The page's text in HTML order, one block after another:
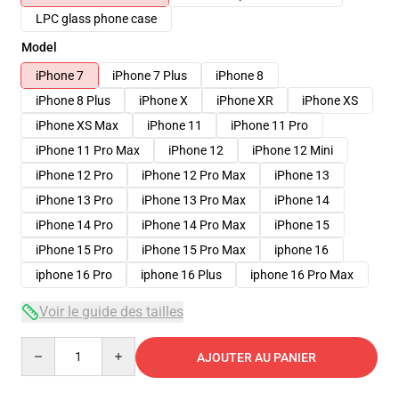
LPC glass phone case
Model
iPhone 7
iPhone 7 Plus
iPhone 8
iPhone 8 Plus
iPhone X iPhone XR
iPhone XS
iPhone XS Max
iPhone 11
iPhone 11 Pro
iPhone 11 Pro Max
iPhone 12
iPhone 12 Mini
iPhone 12 Pro
iPhone 12 Pro Max
iPhone 13
iPhone 13 Pro
iPhone 13 Pro Max
iPhone 14
iPhone 14 Pro
iPhone 14 Pro Max
iPhone 15
iPhone 15 Pro
iPhone 15 Pro Max
iphone 16
iphone 16 Pro
iphone 16 Plus iphone 16 Pro Max
Voir le guide des tailles
AJOUTER AU PANIER